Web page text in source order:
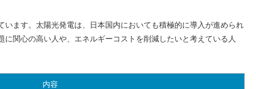
ます。太陽光発電は、日本国内においても積極的に導入が進められ
関心の高い人や、エネルギーコストを削減したいと考えている人
内容